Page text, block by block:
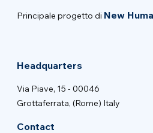
Principale progetto di New
Headquarters
Via Piave, 15 - 00046
Grottaferrata, (Rome) Italy
Contact